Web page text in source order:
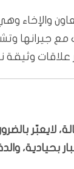
والإخاء
مع جيرانها
وثيقة
لايعبّر